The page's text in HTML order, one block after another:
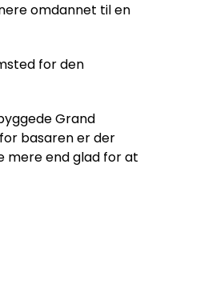
omdannet til en
for den
Grand
basaren er der
mere end glad for at